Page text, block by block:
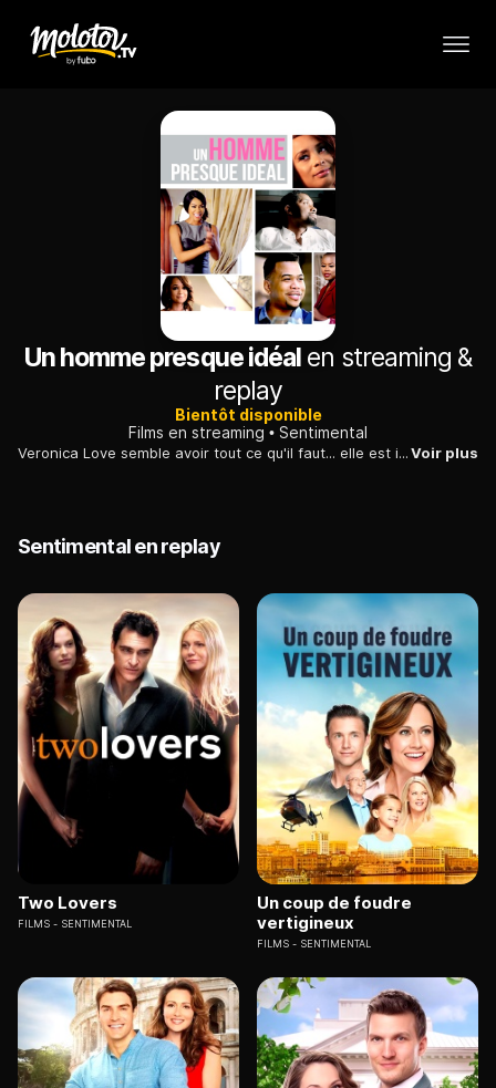
Un homme presque idéal en streaming &
replay
Bientôt disponible
Films en streaming
Sentimental
Veronica Love semble avoir tout ce qu'il faut... elle est intelligente, insolente et sexy et fait partie des entrepreneurs immobiliers les plus prospères de Californie. Affectueusement appelée Love par ses amies Beverly et Charity, Love est également célibataire et en apprécie chaque minute. Entre en scène le sexy et mystérieux Lance Peterson, une connaissance d'affaires.Voir plus
Sentimental en replay
Two Lovers
FILMS SENTIMENTAL
Un coup de foudre
vertigineux
FILMS SENTIMENTAL